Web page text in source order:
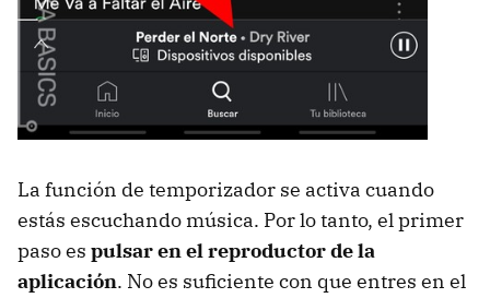
La función de temporizador se activa cuando
estás escuchando música. Por lo tanto, el primer
paso es pulsar en el reproductor de la
aplicación. No es suficiente con que entres en el